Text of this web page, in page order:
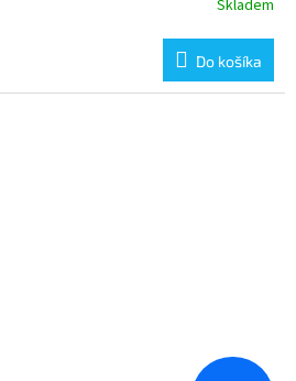
Skladem
Do košíka